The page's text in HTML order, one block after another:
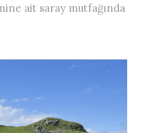
ait saray mutfağında